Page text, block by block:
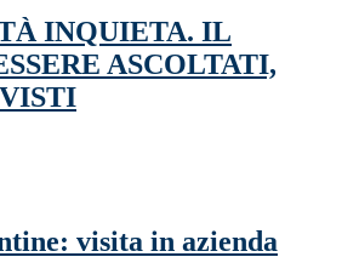
INQUIETA. IL
ASCOLTATI,
visita in azienda